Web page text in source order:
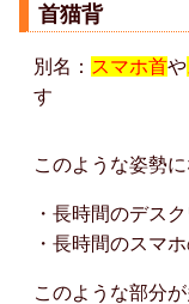
首猫背
別名： スマホ首や
す
このような姿勢
・長時間のデス
・長時間のスマ
このような部分